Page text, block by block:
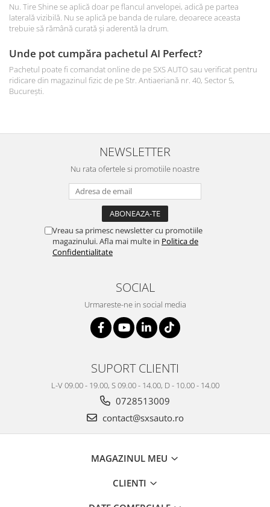
Nu. Tire Shine se aplică doar pe flancul anvelopei, adică pe partea
laterală vizibilă. Nu se aplică pe banda de rulare, deoarece aceasta
trebuie să rămână curată și aderentă la drum.
Unde pot cumpăra pachetul AI Perfect?
Pachetul poate fi comandat online de pe SXS AUTO sau verificat pentru
ridicare din magazinul fizic de pe Str. Antiaeriană nr. 40, Sector 5,
București.
NEWSLETTER
Nu rata ofertele si promotiile noastre
Vreau sa primesc newsletter cu promotiile
magazinului. Afla mai multe in Politica de
Confidentialitate
SOCIAL
Urmareste-ne in social media
SUPORT CLIENTI
L-V 09.00 - 19.00, S 09.00 - 14.00, D - 10.00 - 14.00
0728513009
contact@sxsauto.ro
MAGAZINUL MEU
CLIENTI